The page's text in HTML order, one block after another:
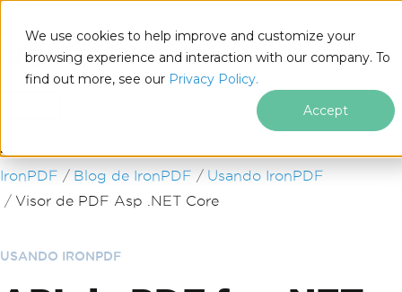
We use cookies to help improve and customize your
browsing experience and interaction with our company. To
find out more, see our Privacy Policy.
Accept
Saltar al pie de página
IronPDF Blog de IronPDF
Usando IronPDF
Visor de PDF Asp .NET Core
USANDO IRONPDF